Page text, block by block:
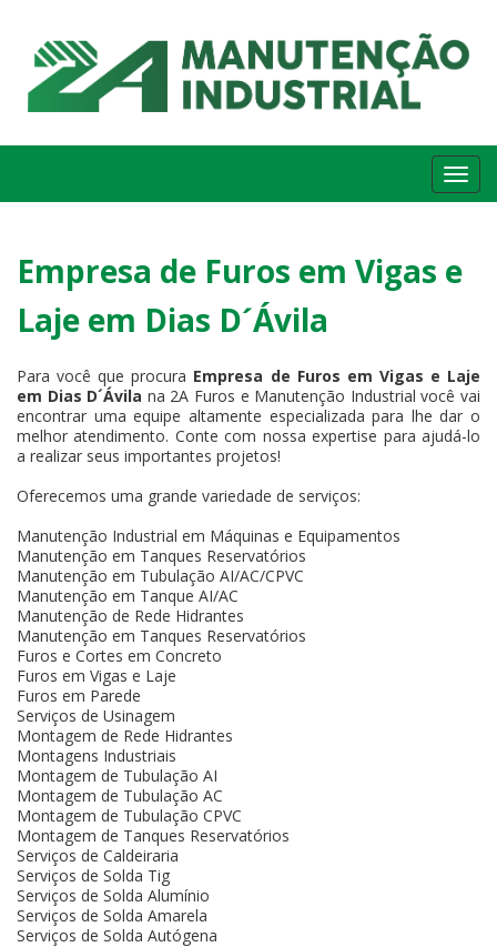
Empresa de Furos em Vigas e
Laje em Dias D´Ávila
Para você que procura Empresa de Furos em Vigas e Laje
em Dias D´Ávila na 2A Furos e Manutenção Industrial você vai
encontrar uma equipe altamente especializada para lhe dar o
melhor atendimento. Conte com nossa expertise para ajudá-lo
a realizar seus importantes projetos!
Oferecemos uma grande variedade de serviços:
Manutenção Industrial em Máquinas e Equipamentos
Manutenção em Tanques Reservatórios
Manutenção em Tubulação AI/AC/CPVC
Manutenção em Tanque AI/AC
Manutenção de Rede Hidrantes
Manutenção em Tanques Reservatórios
Furos e Cortes em Concreto
Furos em Vigas e Laje
Furos em Parede
Serviços de Usinagem
Montagem de Rede Hidrantes
Montagens Industriais
Montagem de Tubulação AI
Montagem de Tubulação AC
Montagem de Tubulação CPVC
Montagem de Tanques Reservatórios
Serviços de Caldeiraria
Serviços de Solda Tig
Serviços de Solda Alumínio
Serviços de Solda Amarela
Serviços de Solda Autógena